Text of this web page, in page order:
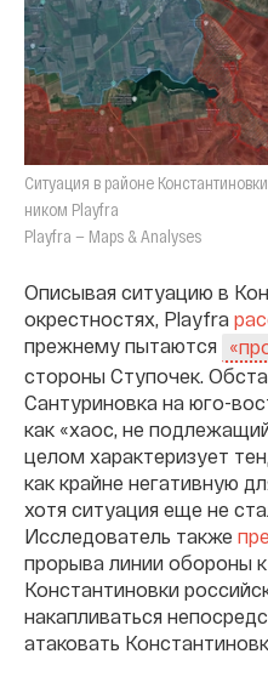
Ситуация в районе
ником Playfra
Playfra — Maps & Analyses
Описывая ситуацию в
окрестностях, Playfra
прежнему пытаются
стороны Ступочек.
Сантуриновка на юго-
как «хаос, не
целом характеризует
как крайне негативную
хотя ситуация еще не
Исследователь также
прорыва линии обороны
Константиновки
накапливаться
атаковать